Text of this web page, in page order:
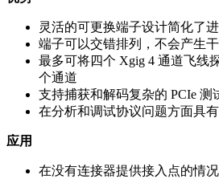
灵活的可更换端子设计简化了
端子可以交错排列，不会产生
最多可将四个 Xgig 4 通道飞线
个通道
支持捕获和解码复杂的 PCIe 测
在分析和调试协议问题方面具
应用
在没有连接器提供接入点的情